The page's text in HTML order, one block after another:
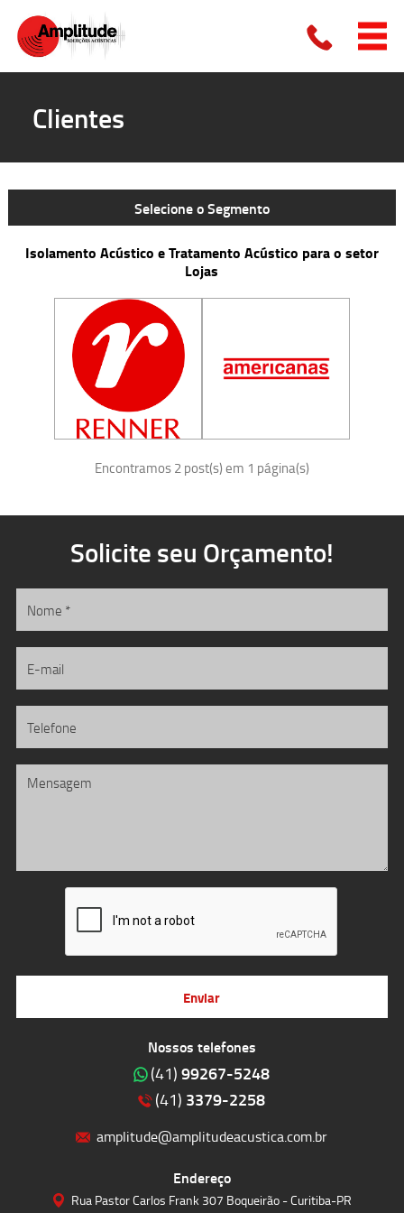
Clientes
Selecione o Segmento
Isolamento Acústico e Tratamento Acústico para o setor
Lojas
Encontramos 2 post(s) em 1 página(s)
Nossos telefones
(41) 99267-5248
(41) 3379-2258
amplitude@amplitudeacustica.com.br
Endereço
Rua Pastor Carlos Frank 307 Boqueirão - Curitiba-PR
Solicite seu Orçamento!
Enviar